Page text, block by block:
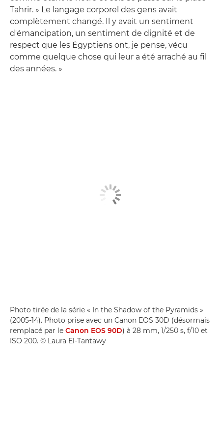
Tahrir. » Le langage corporel des gens avait
complètement changé. Il y avait un sentiment
d'émancipation, un sentiment de dignité et de
respect que les Égyptiens ont, je pense, vécu
comme quelque chose qui leur a été arraché au fil
des années. »
Photo tirée de la série « In the Shadow of the Pyramids »
(2005-14). Photo prise avec un Canon EOS 30D (désormais
remplacé par le Canon EOS 90D) à 28 mm, 1/250 s, f/10 et
ISO 200. © Laura El-Tantawy